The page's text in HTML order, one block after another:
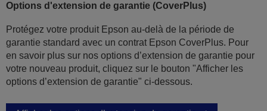
Options d'extension de garantie (CoverPlus)
Protégez votre produit Epson au-delà de la période de
garantie standard avec un contrat Epson CoverPlus. Pour
en savoir plus sur nos options d’extension de garantie pour
votre nouveau produit, cliquez sur le bouton "Afficher les
options d’extension de garantie" ci-dessous.